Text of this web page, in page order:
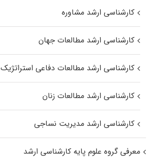
کارشناسی ارشد مشاوره
کارشناسی ارشد مطالعات جهان
کارشناسی ارشد مطالعات دفاعی استراتژیک
کارشناسی ارشد مطالعات زنان
کارشناسی ارشد مدیریت نساجی
معرفی گروه علوم پایه کارشناسی ارشد